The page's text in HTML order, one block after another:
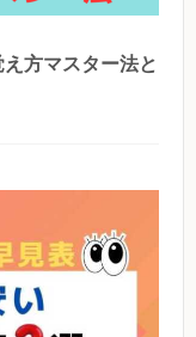
方マスター法と